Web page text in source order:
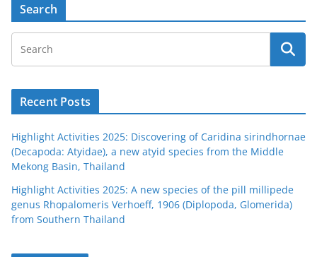
Search
Recent Posts
Highlight Activities 2025: Discovering of Caridina sirindhornae
(Decapoda: Atyidae), a new atyid species from the Middle
Mekong Basin, Thailand
Highlight Activities 2025: A new species of the pill millipede
genus Rhopalomeris Verhoeff, 1906 (Diplopoda, Glomerida)
from Southern Thailand